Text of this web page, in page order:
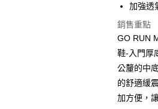
全家取貨
每筆
7-11取貨
每筆
宅配
每筆
加強透
銷售重點
GO RUN
鞋-入門厚
公釐的中
的舒適緩
加方便，